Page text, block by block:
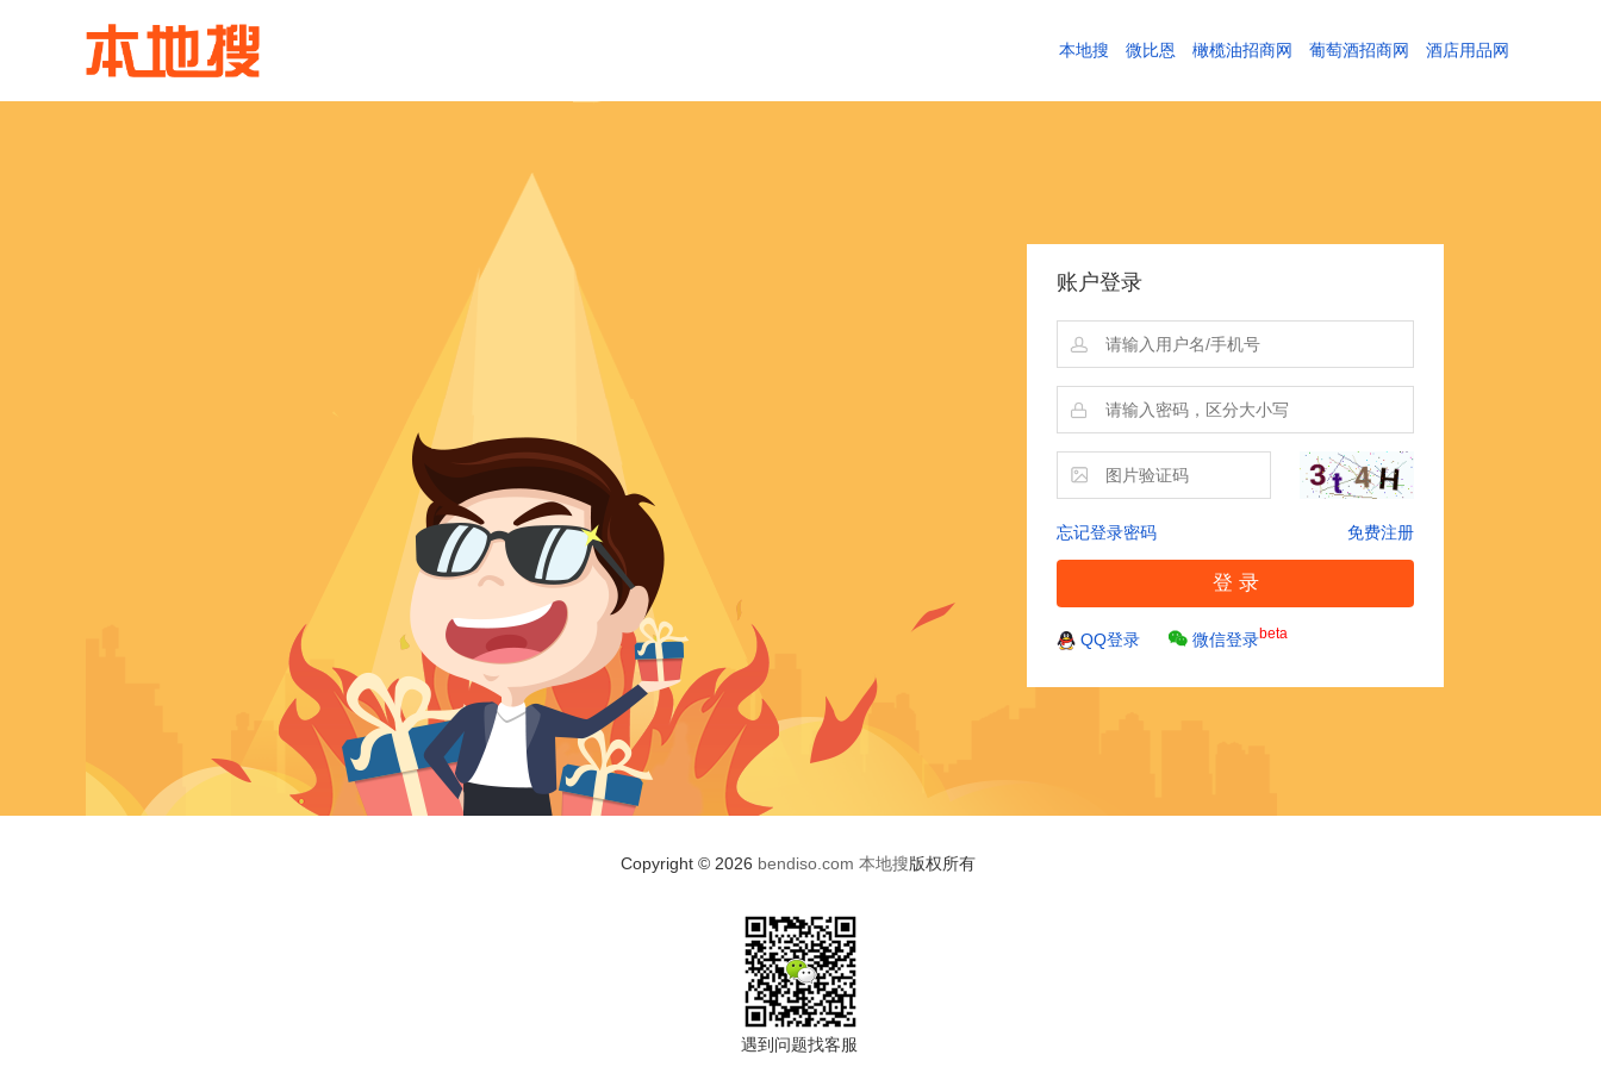
本地搜 微比恩 橄榄油招商网 葡萄酒招商网 酒店用品网
账户登录
忘记登录密码 免费注册
QQ登录 微信登录beta
Copyright © 2026 bendiso.com 本地搜版权所有
遇到问题找客服